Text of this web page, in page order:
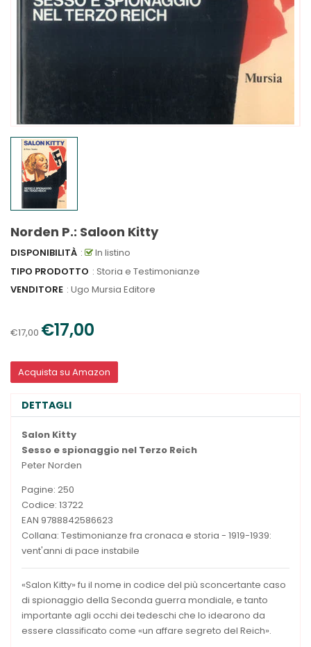
Norden P.: Saloon Kitty
DISPONIBILITÀ :
In listino
TIPO PRODOTTO : Storia e Testimonianze
VENDITORE : Ugo Mursia Editore
€17,00 €17,00
Acquista su Amazon
DETTAGLI
Salon Kitty
Sesso e spionaggio nel Terzo Reich
Peter Norden
Pagine: 250
Codice: 13722
EAN 9788842586623
Collana: Testimonianze fra cronaca e storia - 1919-1939:
vent'anni di pace instabile
«Salon Kitty» fu il nome in codice del più sconcertante caso
di spionaggio della Seconda guerra mondiale, e tanto
importante agli occhi dei tedeschi che lo idearono da
essere classificato come «un affare segreto del Reich».